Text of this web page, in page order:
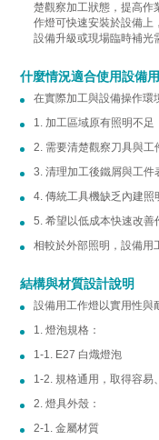
楚觀察加工狀態，提高作
作燈可快速安裝於設備上
設備升級或現場臨時補光
什麼情況適合使用設備
在實際加工與設備操作環
1. 加工區域原有照明不足
2. 需要清楚觀察刀具與工
3. 清理加工後鐵屑與工件
4. 傳統工具機缺乏內建照
5. 希望以低成本快速改善
相較於外部照明，設備用
結構與材質設計說明
設備用工作燈以實用性與
1. 燈泡規格：
1-1. E27 白熾燈泡
1-2. 規格通用，取得容易
2. 燈具外殼：
2-1. 金屬材質